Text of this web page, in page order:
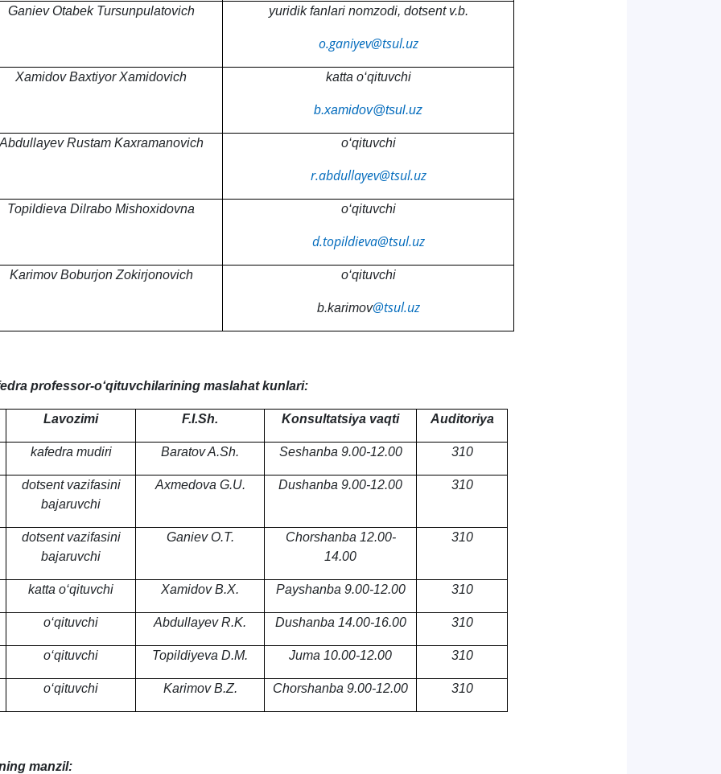
Ganiev Otabek Tursunpulatovich yuridik fanlari nomzodi, dotsent v.b.
o.ganiyev@tsul.uz
Xamidov Baxtiyor Xamidovich katta o‘qituvchi
b.xamidov@tsul.uz
yev Rustam Kaxramanovich o‘qituvchi
r.abdullayev@tsul.uz
Topildieva Dilrabo Mishoxidovna o‘qituvchi
d.topildieva@tsul.uz
Karimov Boburjon Zokirjonovich o‘qituvchi
b.karimov@tsul.uz
professor-o‘qituvchilarining maslahat kunlari:
Lavozimi F.I.Sh. Konsultatsiya vaqti Auditoriya
kafedra mudiri Baratov A.Sh. Seshanba 9.00-12.00 310
dotsent vazifasini
bajaruvchi
Axmedova G.U. Dushanba 9.00-12.00 310
dotsent vazifasini
bajaruvchi
Ganiev O.T.
Chorshanba 12.00-
14.00
310
katta o‘qituvchi Xamidov B.X. Payshanba 9.00-12.00 310
o‘qituvchi Abdullayev R.K. Dushanba 14.00-16.00 310
o‘qituvchi Topildiyeva D.M. Juma 10.00-12.00 310
o‘qituvchi Karimov B.Z. Chorshanba 9.00-12.00 310
manzil: